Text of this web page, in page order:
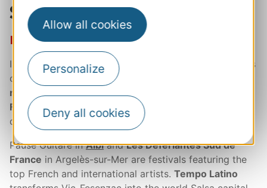
Allow all cookies
Personalize
Deny all cookies
Summer
Major concerts and headline acts
In July, theFestival de Carcassonne
is a treat for fans
of rock, French pop or metal, and lights up
ramparts of the most beautiful medieval city in
France.Montpellier Danse is France's number one
dance festival.
Pause Guitare inAlbiandLes Déferlantes Sud de
France in Argelès-sur-Mer are festivals featuring the
top French and international artists. Tempo Latino